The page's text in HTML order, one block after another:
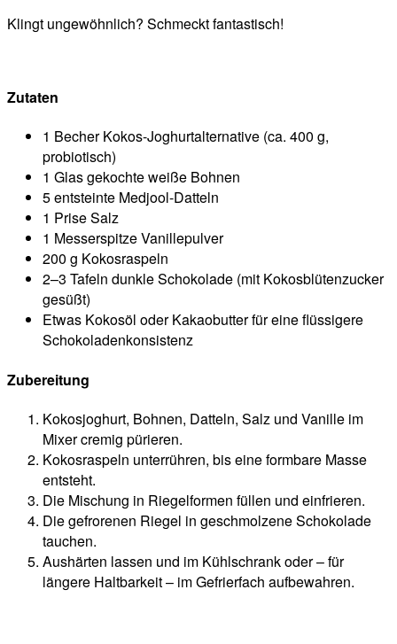
Klingt ungewöhnlich? Schmeckt fantastisch!
Zutaten
1 Becher Kokos-Joghurtalternative (ca. 400 g,
probiotisch)
1 Glas gekochte weiße Bohnen
5 entsteinte Medjool-Datteln
1 Prise Salz
1 Messerspitze Vanillepulver
200 g Kokosraspeln
2–3 Tafeln dunkle Schokolade (mit Kokosblütenzucker
gesüßt)
Etwas Kokosöl oder Kakaobutter für eine flüssigere
Schokoladenkonsistenz
Zubereitung
Kokosjoghurt, Bohnen, Datteln, Salz und Vanille im
Mixer cremig pürieren.
Kokosraspeln unterrühren, bis eine formbare Masse
entsteht.
Die Mischung in Riegelformen füllen und einfrieren.
Die gefrorenen Riegel in geschmolzene Schokolade
tauchen.
Aushärten lassen und im Kühlschrank oder – für
längere Haltbarkeit – im Gefrierfach aufbewahren.